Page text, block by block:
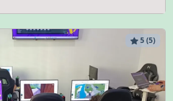
5 (5)